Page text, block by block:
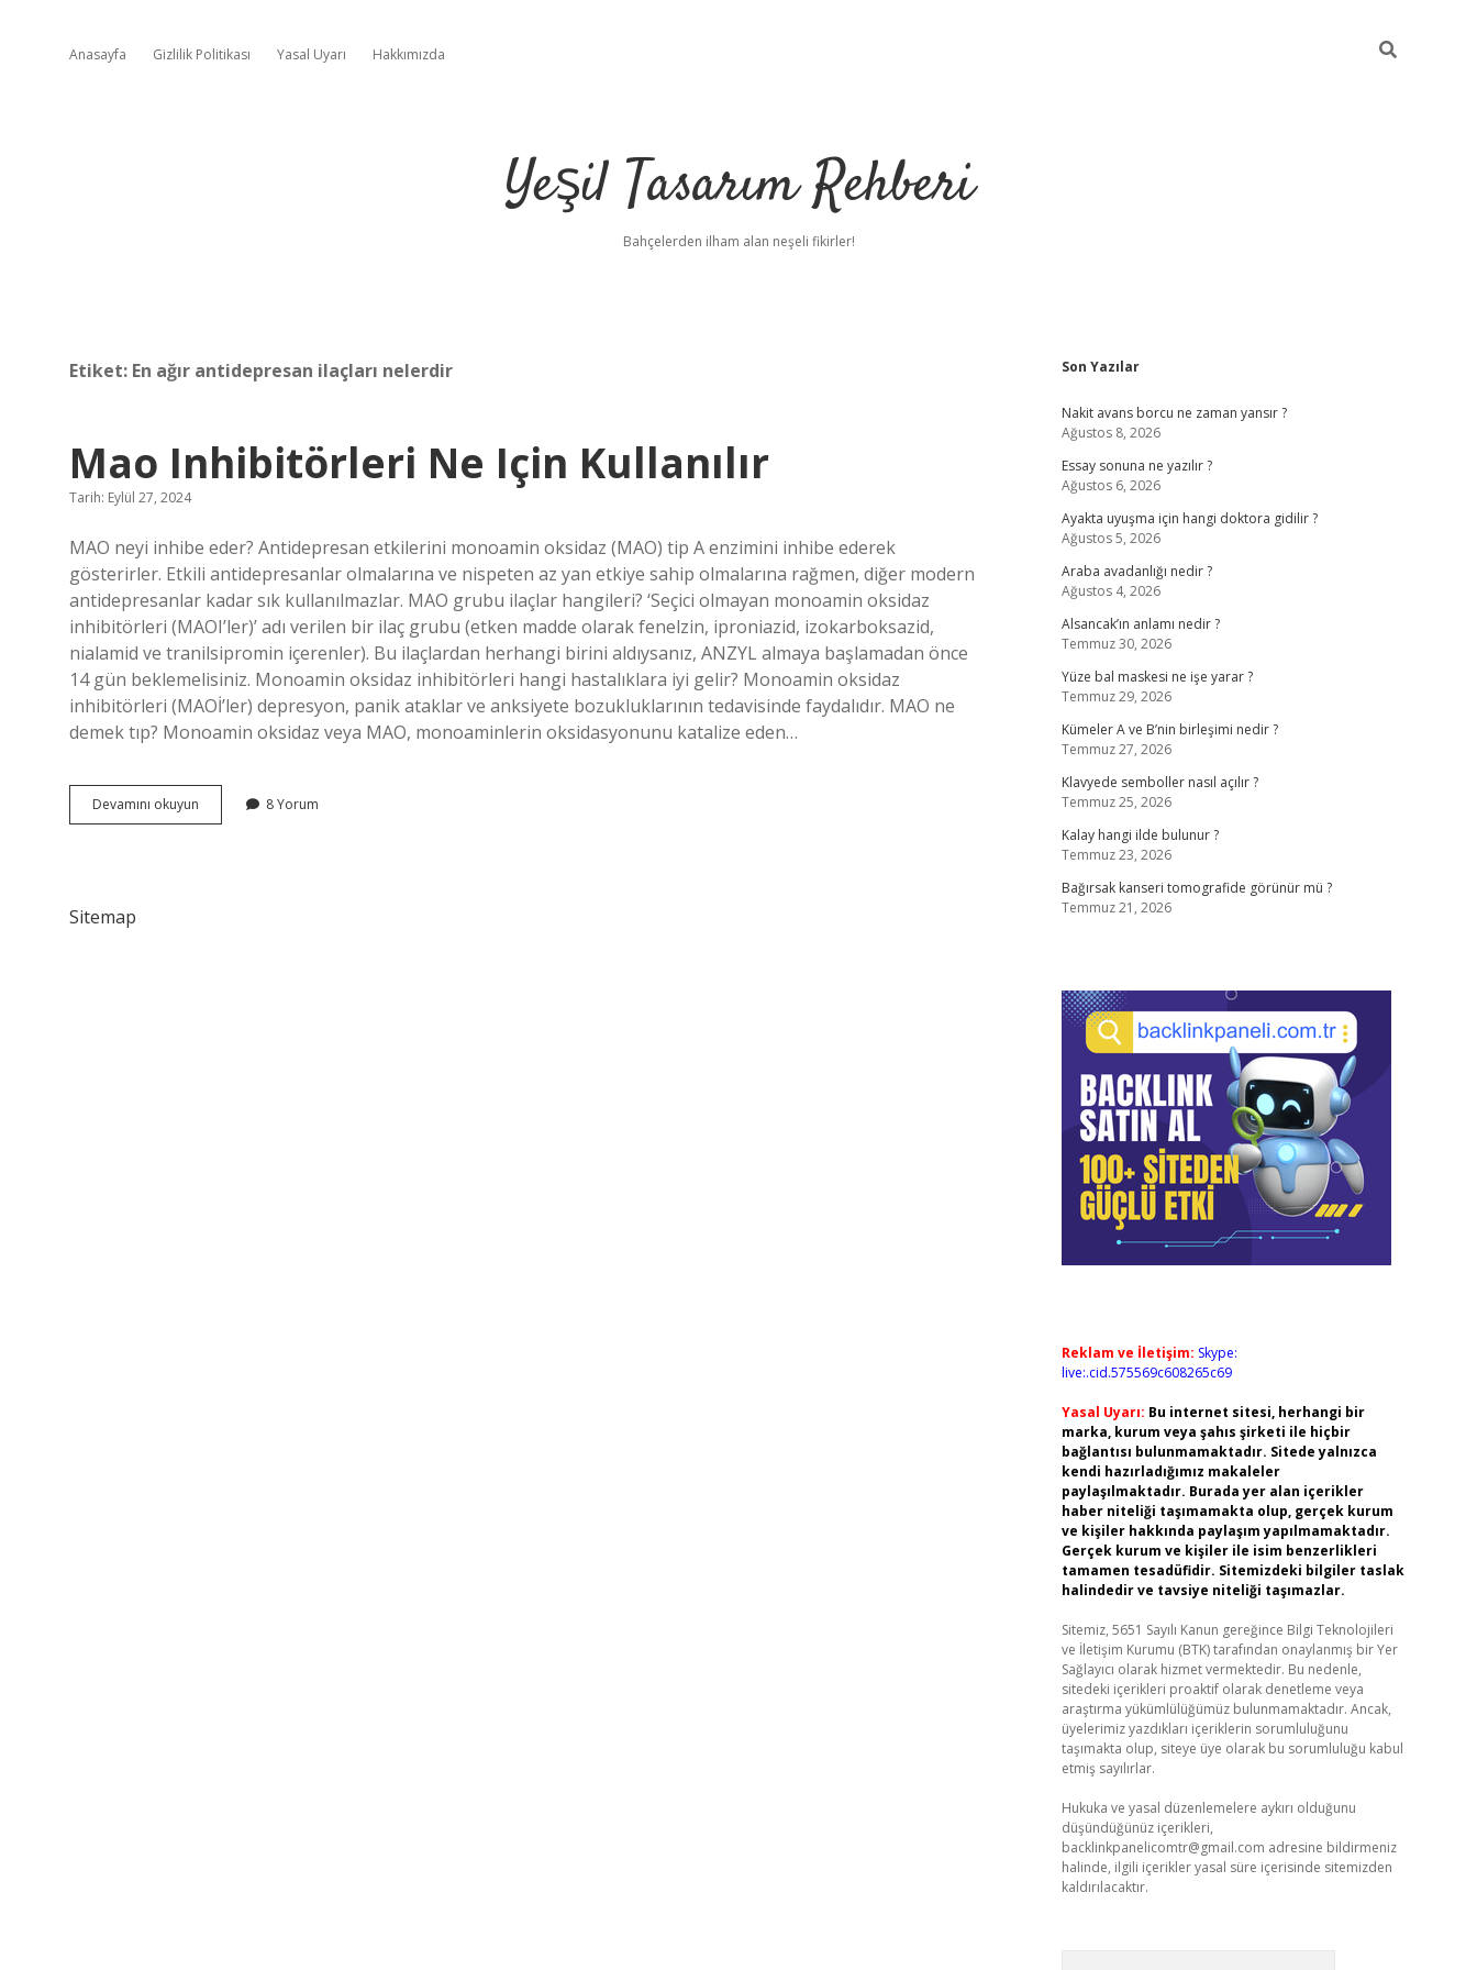
Anasayfa Gizlilik Politikası Yasal Uyarı Hakkımızda
Yeşil Tasarım Rehberi
Bahçelerden ilham alan neşeli fikirler!
Etiket: En ağır antidepresan ilaçları nelerdir
Mao Inhibitörleri Ne Için Kullanılır
Tarih: Eylül 27, 2024
MAO neyi inhibe eder? Antidepresan etkilerini monoamin oksidaz (MAO) tip A enzimini inhibe ederek
gösterirler. Etkili antidepresanlar olmalarına ve nispeten az yan etkiye sahip olmalarına rağmen, diğer modern
antidepresanlar kadar sık ​​kullanılmazlar. MAO grubu ilaçlar hangileri? ‘Seçici olmayan monoamin oksidaz
inhibitörleri (MAOI’ler)’ adı verilen bir ilaç grubu (etken madde olarak fenelzin, iproniazid, izokarboksazid,
nialamid ve tranilsipromin içerenler). Bu ilaçlardan herhangi birini aldıysanız, ANZYL almaya başlamadan önce
14 gün beklemelisiniz. Monoamin oksidaz inhibitörleri hangi hastalıklara iyi gelir? Monoamin oksidaz
inhibitörleri (MAOİ’ler) depresyon, panik ataklar ve anksiyete bozukluklarının tedavisinde faydalıdır. MAO ne
demek tıp? Monoamin oksidaz veya MAO, monoaminlerin oksidasyonunu katalize eden…
Devamını okuyun
Inhibitörleri
8 Yorum
Sitemap
Sidebar
Son Yazılar
Nakit avans borcu ne zaman yansır ?
Ağustos 8, 2026
Essay sonuna ne yazılır ?
Ağustos 6, 2026
Ayakta uyuşma için hangi doktora gidilir ?
Ağustos 5, 2026
Araba avadanlığı nedir ?
Ağustos 4, 2026
Alsancak’ın anlamı nedir ?
Temmuz 30, 2026
Yüze bal maskesi ne işe yarar ?
Temmuz 29, 2026
Kümeler A ve B’nin birleşimi nedir ?
Temmuz 27, 2026
Klavyede semboller nasıl açılır ?
Temmuz 25, 2026
Kalay hangi ilde bulunur ?
Temmuz 23, 2026
Bağırsak kanseri tomografide görünür mü ?
Temmuz 21, 2026
Reklam ve İletişim: Skype:
live:.cid.575569c608265c69
Yasal Uyarı: Bu internet sitesi, herhangi bir
marka, kurum veya şahıs şirketi ile hiçbir
bağlantısı bulunmamaktadır. Sitede yalnızca
kendi hazırladığımız makaleler
paylaşılmaktadır. Burada yer alan içerikler
haber niteliği taşımamakta olup, gerçek kurum
ve kişiler hakkında paylaşım yapılmamaktadır.
Gerçek kurum ve kişiler ile isim benzerlikleri
tamamen tesadüfidir. Sitemizdeki bilgiler taslak
halindedir ve tavsiye niteliği taşımazlar.
Sitemiz, 5651 Sayılı Kanun gereğince Bilgi Teknolojileri
ve İletişim Kurumu (BTK) tarafından onaylanmış bir Yer
Sağlayıcı olarak hizmet vermektedir. Bu nedenle,
sitedeki içerikleri proaktif olarak denetleme veya
araştırma yükümlülüğümüz bulunmamaktadır. Ancak,
üyelerimiz yazdıkları içeriklerin sorumluluğunu
taşımakta olup, siteye üye olarak bu sorumluluğu kabul
etmiş sayılırlar.
Hukuka ve yasal düzenlemelere aykırı olduğunu
düşündüğünüz içerikleri,
backlinkpanelicomtr@gmail.com adresine bildirmeniz
halinde, ilgili içerikler yasal süre içerisinde sitemizden
kaldırılacaktır.